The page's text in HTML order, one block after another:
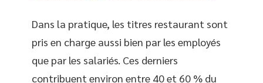
Dans la pratique, les titres restaurant sont
pris en charge aussi bien par les employés
que par les salariés. Ces derniers
contribuent environ entre 40 et 60 % du